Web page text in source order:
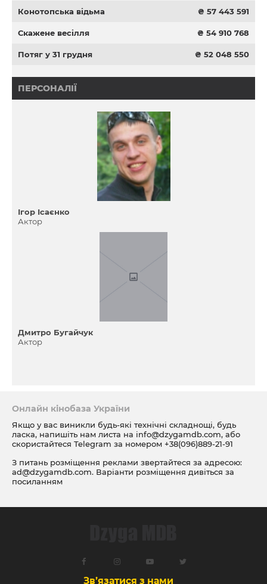
Конотопська відьма ₴ 57 443 591
Скажене весілля ₴ 54 910 768
Потяг у 31 грудня ₴ 52 048 550
ПЕРСОНАЛІЇ
Ігор Ісаєнко
Актор
Дмитро Бугайчук
Актор
Онлайн кінобаза України
Якщо у вас виникли будь-які технічні складнощі, будь
ласка, напишіть нам листа на info@dzygamdb.com, або
скористайтеся Telegram за номером +38(096)889-21-91
З питань розміщення реклами звертайтеся за адресою:
ad@dzygamdb.com. Варіанти розміщення дивіться за
посиланням
Зв’язатися з нами